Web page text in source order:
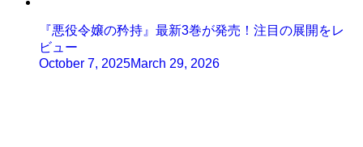
『悪役令嬢の矜持』最新3巻が発売！注目の展開をレ
ビュー
October 7, 2025March 29, 2026